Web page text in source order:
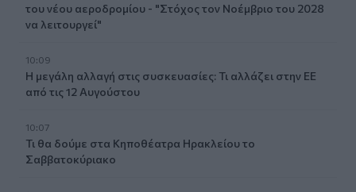
του νέου αεροδρομίου - "Στόχος τον Νοέμβριο του 2028
να λειτουργεί"
10:09
Η μεγάλη αλλαγή στις συσκευασίες: Τι αλλάζει στην ΕΕ
από τις 12 Αυγούστου
10:07
Τι θα δούμε στα Κηποθέατρα Ηρακλείου το
Σαββατοκύριακο